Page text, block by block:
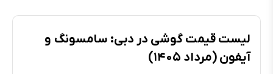
لیست قیمت گوشی در دبی: سامسونگ و
آیفون (مرداد ۱۴۰۵)